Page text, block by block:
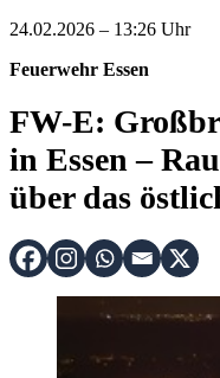
24.02.2026 – 13:26 Uhr
Feuerwehr Essen
FW-E:
in Essen –
über das